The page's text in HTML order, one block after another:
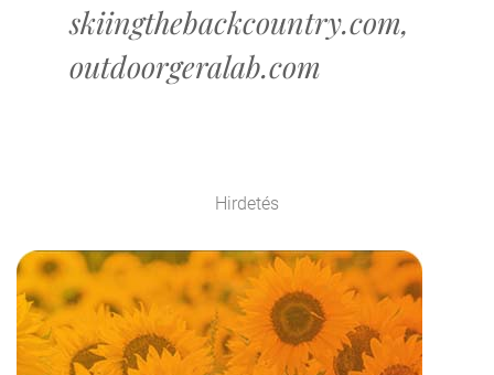
skiingthebackcountry.com,
outdoorgeralab.com
Hirdetés